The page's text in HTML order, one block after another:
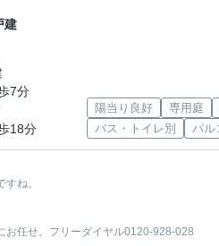
建
7分
18分
陽当り良好 専用庭
バス・トイレ別
バル
ね。
せ。フリーダイヤル0120-928-028